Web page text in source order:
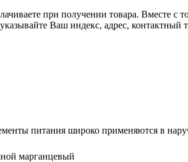
при получении товара. Вместе
Ваш индекс, адрес, контактный
питания широко применяются в
марганцевый